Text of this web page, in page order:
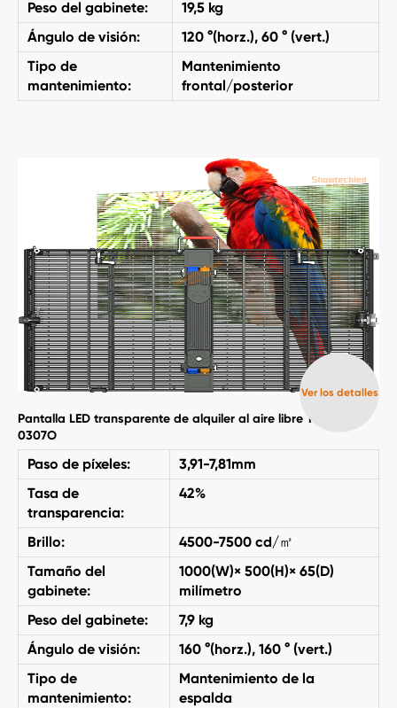
Peso del gabinete:
19,5 kg
Ángulo de visión:
120 °(horz.), 60 ° (vert.)
Tipo de
mantenimiento:
Mantenimiento
frontal/posterior
Ver los detalles
Pantalla LED transparente de alquiler al aire libre T-pro
0307O
Paso de píxeles:
3,91-7,81mm
Tasa de
transparencia:
42%
Brillo:
4500-7500 cd/㎡
Tamaño del
gabinete:
1000(W)× 500(H)× 65(D)
milímetro
Peso del gabinete:
7,9 kg
Ángulo de visión:
160 °(horz.), 160 ° (vert.)
Tipo de
mantenimiento:
Mantenimiento de la
espalda